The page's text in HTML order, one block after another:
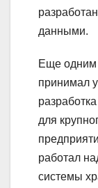
данными.
Еще одним
принимал
для
работал
системы